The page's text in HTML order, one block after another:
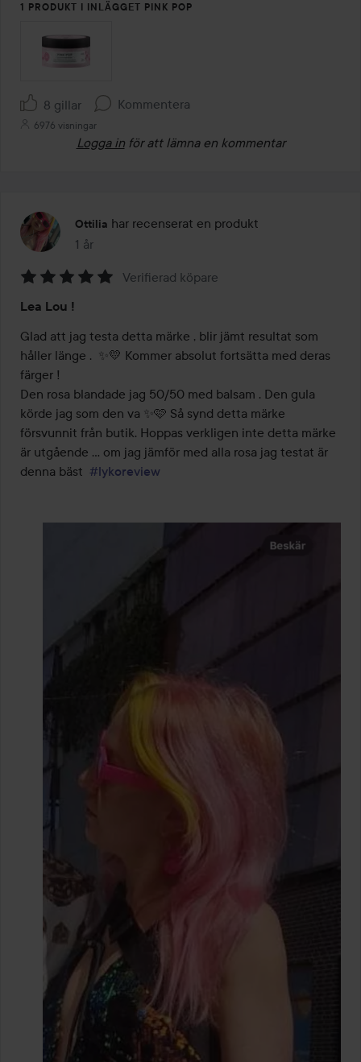
1 PRODUKT I INLÄGGET PINK POP
8 gillar Kommentera
6976 visningar
Logga in för att lämna en kommentar
Ottilia har recenserat en produkt
1 år
Inlägget skapades 1 år
5
av
5
Verifierad köpare
Lea Lou !
Glad att jag testa detta märke , blir jämt resultat som
håller länge .  ✨💛 Kommer absolut fortsätta med deras
färger !
Den rosa blandade jag 50/50 med balsam . Den gula
körde jag som den va ✨🩷 Så synd detta märke
försvunnit från butik. Hoppas verkligen inte detta märke
är utgående … om jag jämför med alla rosa jag testat är
denna bäst #lykoreview